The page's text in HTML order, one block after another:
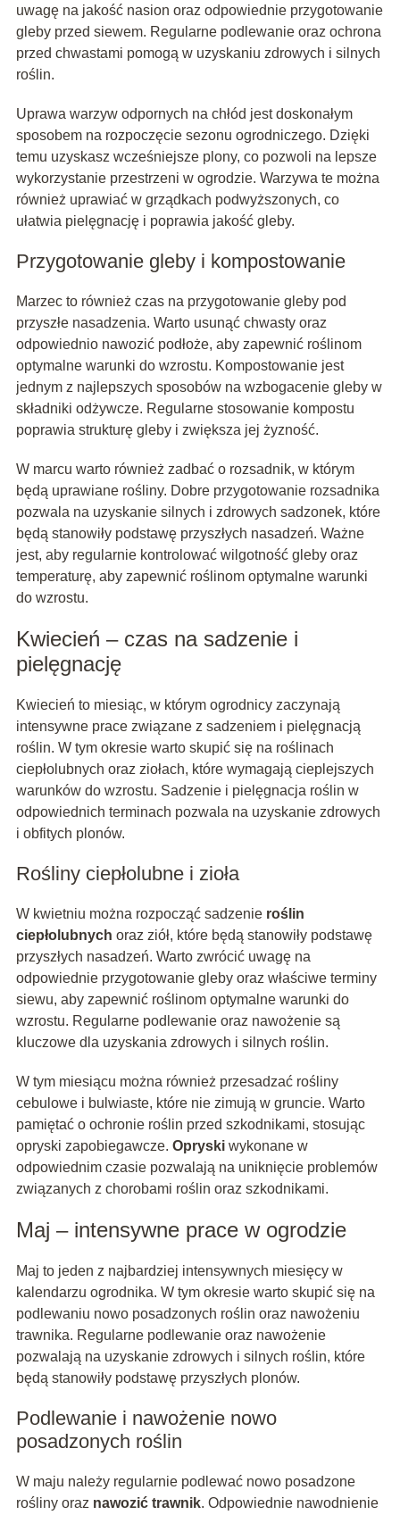
uwagę na jakość nasion oraz odpowiednie przygotowanie
gleby przed siewem. Regularne podlewanie oraz ochrona
przed chwastami pomogą w uzyskaniu zdrowych i silnych
roślin.
Uprawa warzyw odpornych na chłód jest doskonałym
sposobem na rozpoczęcie sezonu ogrodniczego. Dzięki
temu uzyskasz wcześniejsze plony, co pozwoli na lepsze
wykorzystanie przestrzeni w ogrodzie. Warzywa te można
również uprawiać w grządkach podwyższonych, co
ułatwia pielęgnację i poprawia jakość gleby.
Przygotowanie gleby i kompostowanie
Marzec to również czas na przygotowanie gleby pod
przyszłe nasadzenia. Warto usunąć chwasty oraz
odpowiednio nawozić podłoże, aby zapewnić roślinom
optymalne warunki do wzrostu. Kompostowanie jest
jednym z najlepszych sposobów na wzbogacenie gleby w
składniki odżywcze. Regularne stosowanie kompostu
poprawia strukturę gleby i zwiększa jej żyzność.
W marcu warto również zadbać o rozsadnik, w którym
będą uprawiane rośliny. Dobre przygotowanie rozsadnika
pozwala na uzyskanie silnych i zdrowych sadzonek, które
będą stanowiły podstawę przyszłych nasadzeń. Ważne
jest, aby regularnie kontrolować wilgotność gleby oraz
temperaturę, aby zapewnić roślinom optymalne warunki
do wzrostu.
Kwiecień – czas na sadzenie i
pielęgnację
Kwiecień to miesiąc, w którym ogrodnicy zaczynają
intensywne prace związane z sadzeniem i pielęgnacją
roślin. W tym okresie warto skupić się na roślinach
ciepłolubnych oraz ziołach, które wymagają cieplejszych
warunków do wzrostu. Sadzenie i pielęgnacja roślin w
odpowiednich terminach pozwala na uzyskanie zdrowych
i obfitych plonów.
Rośliny ciepłolubne i zioła
W kwietniu można rozpocząć sadzenie roślin
ciepłolubnych oraz ziół, które będą stanowiły podstawę
przyszłych nasadzeń. Warto zwrócić uwagę na
odpowiednie przygotowanie gleby oraz właściwe terminy
siewu, aby zapewnić roślinom optymalne warunki do
wzrostu. Regularne podlewanie oraz nawożenie są
kluczowe dla uzyskania zdrowych i silnych roślin.
W tym miesiącu można również przesadzać rośliny
cebulowe i bulwiaste, które nie zimują w gruncie. Warto
pamiętać o ochronie roślin przed szkodnikami, stosując
opryski zapobiegawcze. Opryskiwykonane w
odpowiednim czasie pozwalają na uniknięcie problemów
związanych z chorobami roślin oraz szkodnikami.
Maj – intensywne prace w ogrodzie
Maj to jeden z najbardziej intensywnych miesięcy w
kalendarzu ogrodnika. W tym okresie warto skupić się na
podlewaniu nowo posadzonych roślin oraz nawożeniu
trawnika. Regularne podlewanie oraz nawożenie
pozwalają na uzyskanie zdrowych i silnych roślin, które
będą stanowiły podstawę przyszłych plonów.
Podlewanie i nawożenie nowo
posadzonych roślin
W maju należy regularnie podlewać nowo posadzone
rośliny oraz nawozić trawnik. Odpowiednie nawodnienie